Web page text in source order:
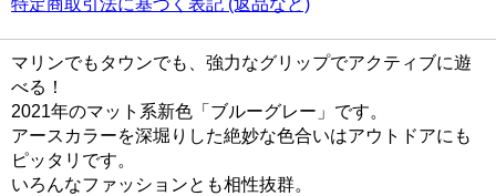
特定商取引法に基づく表記 (返品など)
マリンでもタウンでも、強力なグリップでアクティブに遊
べる！
2021年のマット系新色「ブルーグレー」です。
アースカラーを深堀りした絶妙な色合いはアウトドアにも
ピッタリです。
いろんなファッションとも相性抜群。